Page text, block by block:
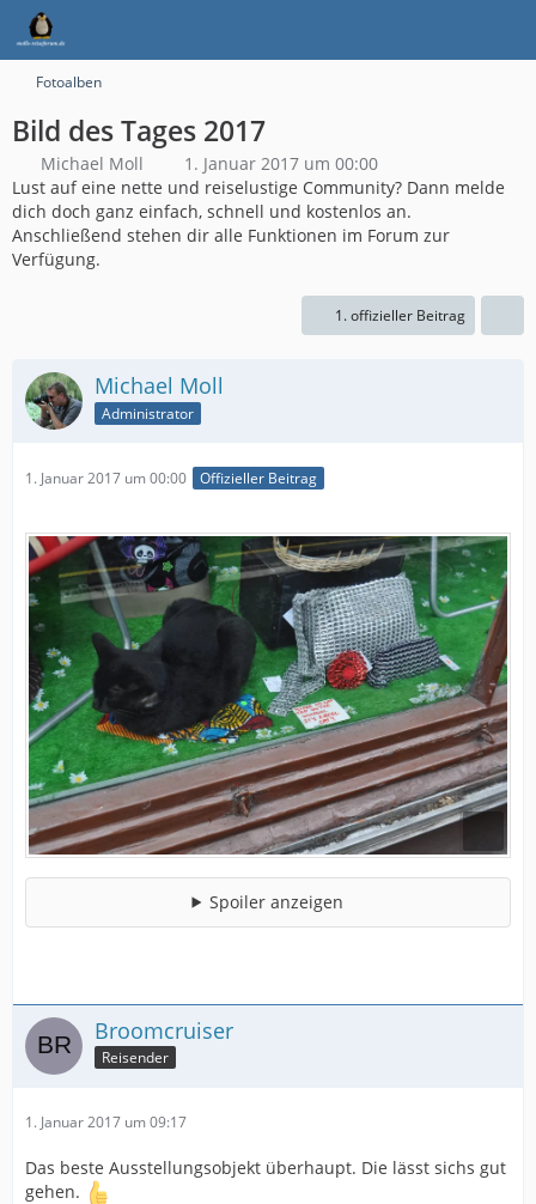
Fotoalben
Bild des Tages 2017
Michael Moll
1. Januar 2017 um 00:00
Lust auf eine nette und reiselustige Community? Dann melde
dich doch ganz einfach, schnell und kostenlos an.
Anschließend stehen dir alle Funktionen im Forum zur
Verfügung.
1. offizieller Beitrag
Michael Moll
Administrator
1. Januar 2017 um 00:00 Offizieller Beitrag
Spoiler anzeigen
Broomcruiser
Reisender
1. Januar 2017 um 09:17
Das beste Ausstellungsobjekt überhaupt. Die lässt sichs gut
gehen.